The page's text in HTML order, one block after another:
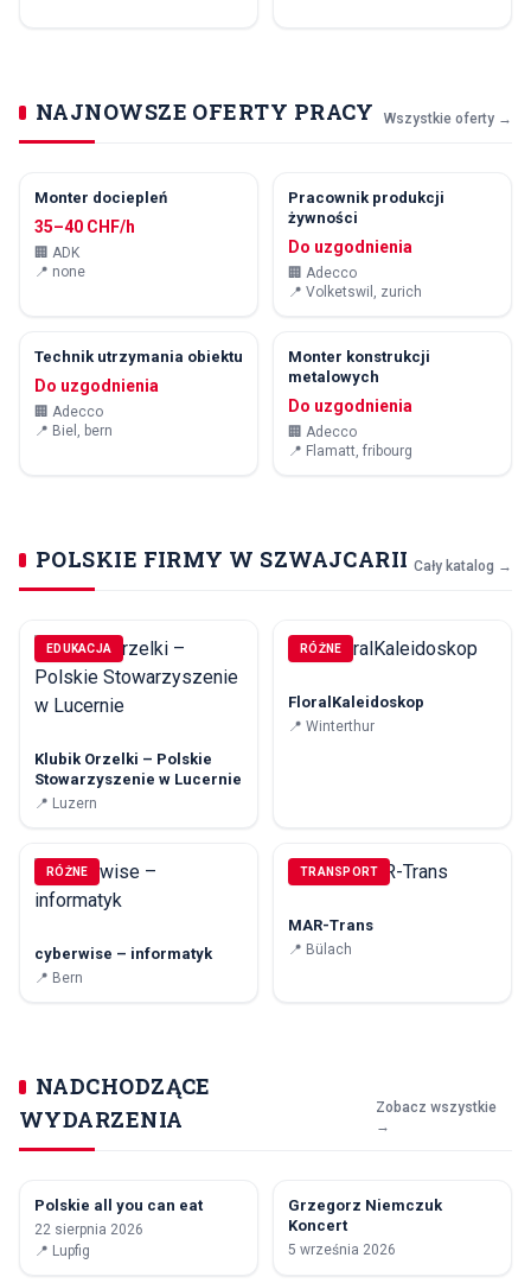
NAJNOWSZE OFERTY PRACY Wszystkie oferty →
Monter dociepleń
35–40 CHF/h
🏢 ADK
📍 none
Pracownik produkcji
żywności
Do uzgodnienia
🏢 Adecco
📍 Volketswil, zurich
Technik utrzymania obiektu
Do uzgodnienia
🏢 Adecco
📍 Biel, bern
Monter konstrukcji
metalowych
Do uzgodnienia
🏢 Adecco
📍 Flamatt, fribourg
POLSKIE FIRMY W SZWAJCARII Cały katalog →
EDUKACJA
Klubik Orzelki – Polskie
Stowarzyszenie w Lucernie
📍 Luzern
RÓŻNE
FloralKaleidoskop
📍 Winterthur
RÓŻNE
cyberwise – informatyk
📍 Bern
TRANSPORT
MAR-Trans
📍 Bülach
NADCHODZĄCE
WYDARZENIA
Zobacz wszystkie
→
22
SIE
Polskie all you can eat
22 sierpnia 2026
📍 Lupfig
5
WRZ
Grzegorz Niemczuk
Koncert
5 września 2026